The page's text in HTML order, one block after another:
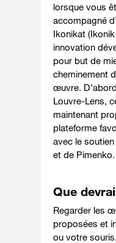
lorsque vous
accompagné
Ikonikat
innovation
pour but de
cheminement
œuvre.
Louvre-Lens,
maintenant
plateforme
avec le
et de Pimenko.
Que
Regarder les
proposées et
ou votre